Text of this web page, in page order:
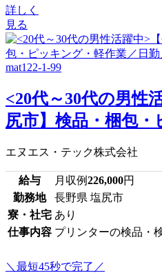
詳しく
見る
<20代～30代の男性
尻市】検品・梱包
エヌエス・テック株式会社
給与 月収例226,000円
勤務地
長野県 塩尻市
寮・社宅 あり
仕事内容 プリンターの検品・
＼最短45秒で完了／